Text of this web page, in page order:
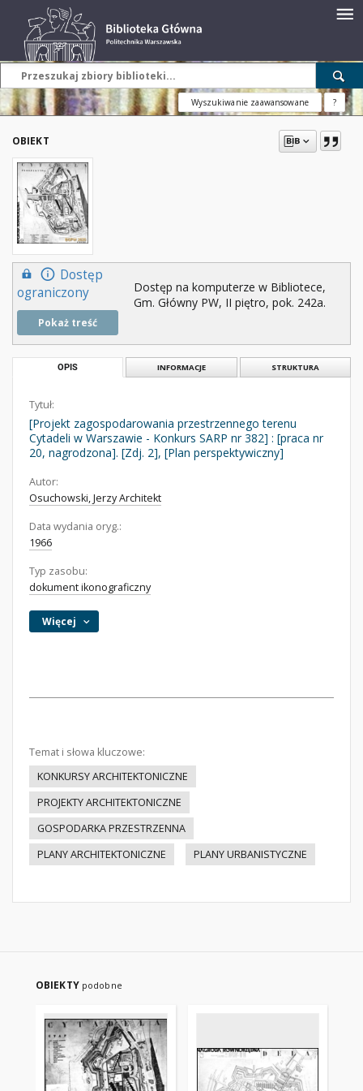
Wyszukiwanie zaawansowane ?
OBIEKT
Dostęp
ograniczony
Pokaż treść
Dostęp na komputerze w Bibliotece,
Gm. Główny PW, II piętro, pok. 242a.
OPIS INFORMACJE STRUKTURA
Tytuł:
[Projekt zagospodarowania przestrzennego terenu
Cytadeli w Warszawie - Konkurs SARP nr 382] : [praca nr
20, nagrodzona]. [Zdj. 2], [Plan perspektywiczny]
Autor:
Osuchowski, Jerzy Architekt
Data wydania oryg.:
1966
Typ zasobu:
dokument ikonograficzny
Więcej
Temat i słowa kluczowe:
KONKURSY ARCHITEKTONICZNE
PROJEKTY ARCHITEKTONICZNE
GOSPODARKA PRZESTRZENNA
PLANY ARCHITEKTONICZNE
PLANY URBANISTYCZNE
OBIEKTY podobne